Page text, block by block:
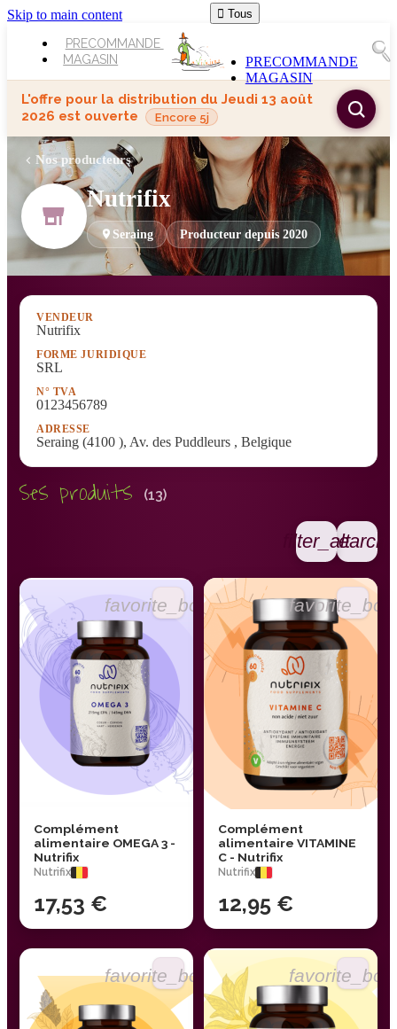
Skip to main content
PRECOMMANDE
MAGASIN
 Tous
PRECOMMANDE
MAGASIN
L'offre pour la distribution du Jeudi 13 août
2026 est ouverte Encore 5j
Nos producteurs
Nutrifix
Seraing Producteur depuis 2020
VENDEUR
Nutrifix
FORME JURIDIQUE
SRL
N° TVA
0123456789
ADRESSE
Seraing (4100 ), Av. des Puddleurs , Belgique
Ses produits (13)
filter_altsearch
favorite_border
Complément
alimentaire OMEGA 3 -
Nutrifix
Nutrifix
17,53 €
Complément
alimentaire VITAMINE
C - Nutrifix
Nutrifix
12,95 €
favorite_border